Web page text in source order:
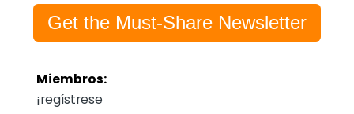
Get the Must-Share Newsletter
Miembros:
¡regístrese